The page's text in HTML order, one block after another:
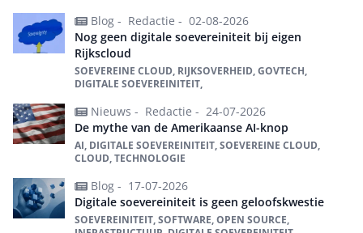
Blog - Redactie - 02-08-2026
Nog geen digitale soevereiniteit bij eigen
Rijkscloud
SOEVEREINE CLOUD, RIJKSOVERHEID, GOVTECH,
DIGITALE SOEVEREINITEIT,
Nieuws - Redactie - 24-07-2026
De mythe van de Amerikaanse AI-knop
AI, DIGITALE SOEVEREINITEIT, SOEVEREINE CLOUD,
CLOUD, TECHNOLOGIE
Blog - 17-07-2026
Digitale soevereiniteit is geen geloofskwestie
SOEVEREINITEIT, SOFTWARE, OPEN SOURCE,